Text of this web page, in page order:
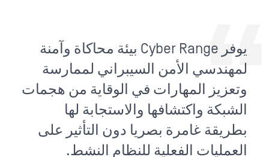
يوفر Cyber Range بيئة محاكاة وآمنة
لمهندسي الأمن السيبراني لممارسة
وتعزيز المهارات في الوقاية من هجمات
الشبكة واكتشافها والاستجابة لها
بطريقة غامرة بصريا دون التأثير على
العمليات الفعلية للنظام النشط.